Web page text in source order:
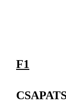
F1